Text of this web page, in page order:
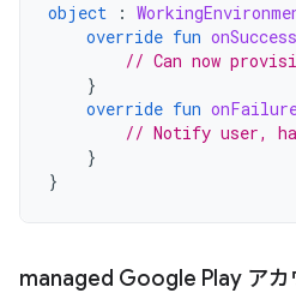
object :
override fun onSuccess
// Can now
}
override fun
// Notify user,
}
}
managed Google Play アカ